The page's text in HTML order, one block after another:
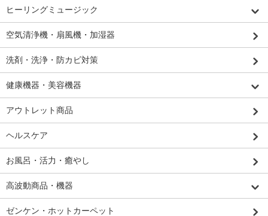
ヒーリングミュージック
空気清浄機・扇風機・加湿器
洗剤・洗浄・防カビ対策
健康機器・美容機器
アウトレット商品
ヘルスケア
お風呂・活力・癒やし
高波動商品・機器
ゼンケン・ホットカーペット